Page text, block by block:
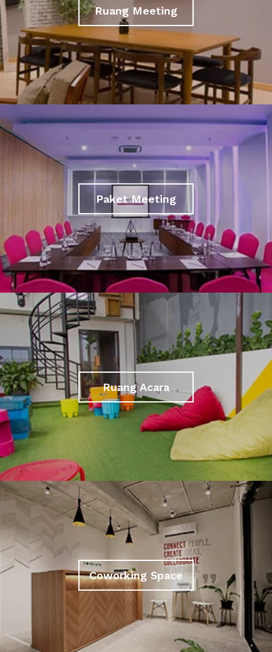
Ruang Meeting
Paket Meeting
Ruang Acara
Coworking Space